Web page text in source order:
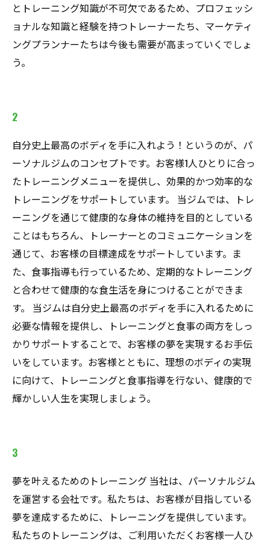
とトレーニング知識が不可欠であるため、プロフェッシ
ョナルな知識と経験を持つトレーナーたち、マーケティ
ングプランナーたちは今後も需要が高まっていくでしょ
う。
2
自分史上最高のボディを手に入れよう！というのが、パ
ーソナルジムのコンセプトです。お客様1人ひとりに合っ
たトレーニングメニューを提供し、効果的かつ効率的な
トレーニングをサポートしています。 当ジムでは、トレ
ーニングを通じて健康的な身体の維持を目的としている
ことはもちろん、トレーナーとのコミュニケーションを
通じて、お客様の目標達成をサポートしています。ま
た、食事指導も行っているため、定期的なトレーニング
と合わせて健康的な食生活を身につけることができま
す。 当ジムは自分史上最高のボディを手に入れるために
必要な情報を提供し、トレーニングと食事の両方をしっ
かりサポートすることで、お客様の夢を実現するお手伝
いをしています。お客様とともに、理想のボディの実現
に向けて、トレーニングと食事指導を行ない、健康的で
輝かしい人生を実現しましょう。
3
夢を叶えるためのトレーニング 当社は、パーソナルジム
を運営する会社です。私たちは、お客様が目指している
夢を達成するために、トレーニングを提供しています。
私たちのトレーニングは、ご利用いただくお客様一人ひ